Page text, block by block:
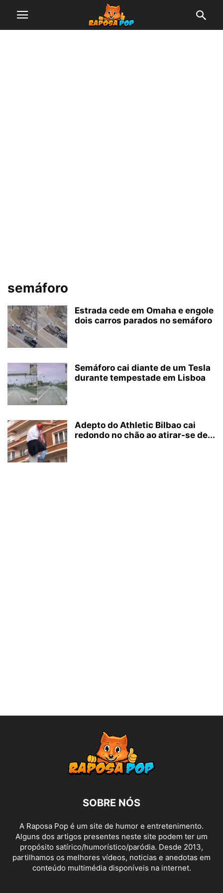
semáforo
Estrada cede em Omaha e engole
dois carros parados no semáforo
Semáforo cai diante de um Tesla
durante tempestade em Lisboa
Adepto do Athletic Bilbao cai
redondo no chão ao atirar-se de...
SOBRE NÓS
A Raposa Pop é um site de humor e entretenimento.
Alguns dos artigos presentes neste site podem ter um
propósito satírico/humorístico/paródia. Desde 2013,
partilhamos os melhores vídeos, noticias e anedotas em
conteúdo multimédia disponíveis na internet.